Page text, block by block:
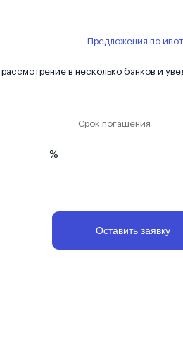
Предложения по
в несколько банков и
%
Срок погашения
Оставить заявку